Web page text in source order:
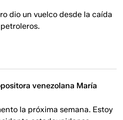
dio un vuelco desde la caída
venezolana María
la próxima semana. Estoy